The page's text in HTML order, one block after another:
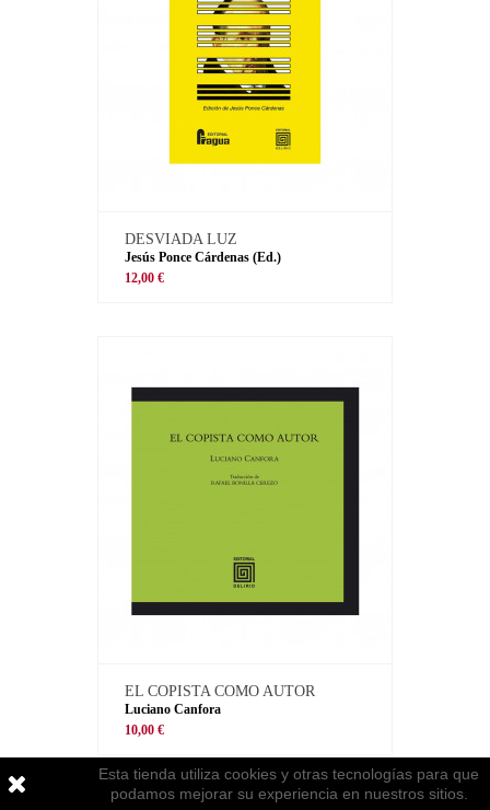
DESVIADA LUZ
Jesús Ponce Cárdenas (Ed.)
12,00 €
EL COPISTA COMO AUTOR
Luciano Canfora
10,00 €
Esta tienda utiliza cookies y otras tecnologías para que
podamos mejorar su experiencia en nuestros sitios.